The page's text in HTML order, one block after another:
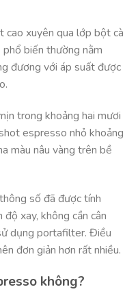
cao xuyên qua lớp bột cà
biến thường nằm
đương với áp suất được
trong khoảng hai mươi
espresso nhỏ khoảng
màu nâu vàng trên bề
số đã được tính
xay, không cần cân
dụng portafilter. Điều
đơn giản hơn rất nhiều.
không?